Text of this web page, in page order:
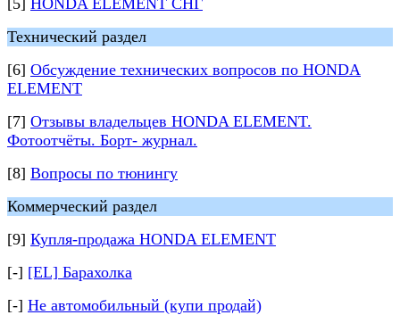
[5] HONDA ELEMENT СНГ
Технический раздел
[6] Обсуждение технических вопросов по HONDA
ELEMENT
[7] Отзывы владельцев HONDA ELEMENT.
Фотоотчёты. Борт- журнал.
[8] Вопросы по тюнингу
Коммерческий раздел
[9] Купля-продажа HONDA ELEMENT
[-] [EL] Барахолка
[-] Не автомобильный (купи продай)